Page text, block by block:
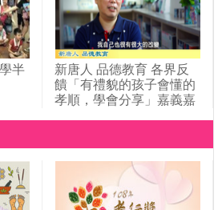
半
新唐人 品德教育 各界反
饋「有禮貌的孩子會懂的
孝順，學會分享」嘉義嘉